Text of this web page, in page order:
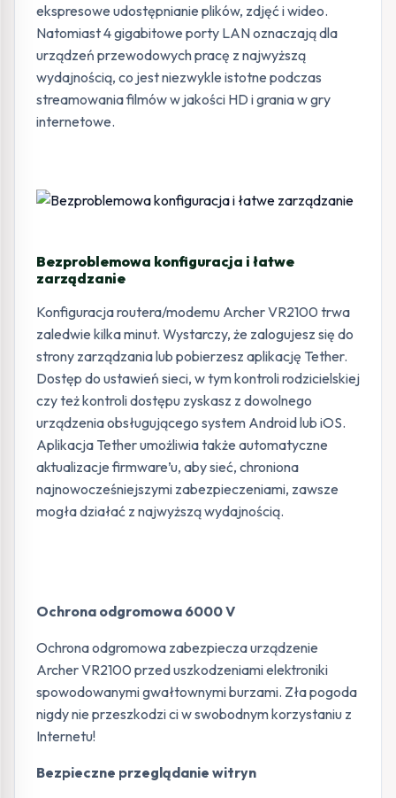
ekspresowe udostępnianie plików, zdjęć i wideo.
Natomiast 4 gigabitowe porty LAN oznaczają dla
urządzeń przewodowych pracę z najwyższą
wydajnością, co jest niezwykle istotne podczas
streamowania filmów w jakości HD i grania w gry
internetowe.
Bezproblemowa konfiguracja i łatwe
zarządzanie
Konfiguracja routera/modemu Archer VR2100 trwa
zaledwie kilka minut. Wystarczy, że zalogujesz się do
strony zarządzania lub pobierzesz aplikację Tether.
Dostęp do ustawień sieci, w tym kontroli rodzicielskiej
czy też kontroli dostępu zyskasz z dowolnego
urządzenia obsługującego system Android lub iOS.
Aplikacja Tether umożliwia także automatyczne
aktualizacje firmware’u, aby sieć, chroniona
najnowocześniejszymi zabezpieczeniami, zawsze
mogła działać z najwyższą wydajnością.
Ochrona odgromowa 6000 V
Ochrona odgromowa zabezpiecza urządzenie
Archer VR2100 przed uszkodzeniami elektroniki
spowodowanymi gwałtownymi burzami. Zła pogoda
nigdy nie przeszkodzi ci w swobodnym korzystaniu z
Internetu!
Bezpieczne przeglądanie witryn